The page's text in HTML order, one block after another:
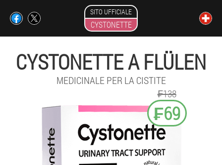
SITO UFFICIALE
CYSTONETTE
CYSTONETTE A FLÜLEN
MEDICINALE PER LA CISTITE
₣138
₣69